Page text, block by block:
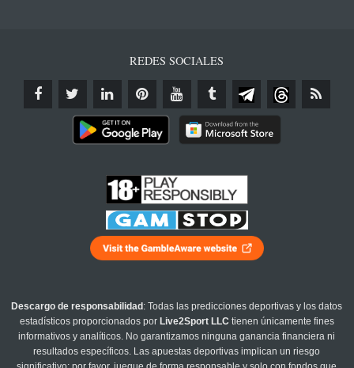
REDES SOCIALES
Descargo de responsabilidad : Todas las predicciones deportivas y los datos
estadísticos proporcionados por Live2Sport LLC tienen únicamente fines
informativos y analíticos. No garantizamos ninguna ganancia financiera ni
resultados específicos. Las apuestas deportivas implican un riesgo